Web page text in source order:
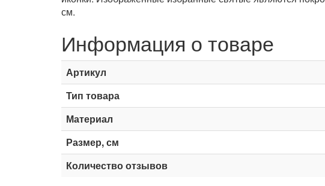
см.
Информация о товаре
Артикул
Тип товара
Материал
Размер, см
Количество отзывов